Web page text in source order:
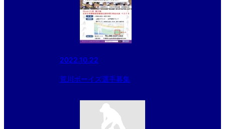
2022.10.22
荒川ボーイズ選手募集